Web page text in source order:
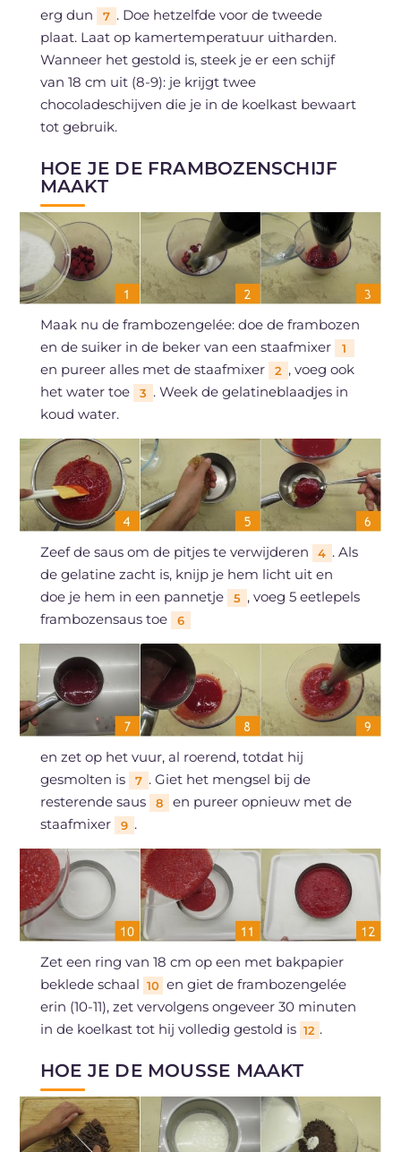
erg dun
7 . Doe hetzelfde voor de tweede
plaat. Laat op kamertemperatuur uitharden.
Wanneer het gestold is, steek je er een schijf
van 18 cm uit (8-9): je krijgt twee
chocoladeschijven die je in de koelkast bewaart
tot gebruik.
HOE JE DE FRAMBOZENSCHIJF
MAAKT
Maak nu de frambozengelée: doe de frambozen
en de suiker in de beker van een staafmixer
1
en pureer alles met de staafmixer 2 , voeg ook
het water toe
3 . Week de gelatineblaadjes in
koud water.
Zeef de saus om de pitjes te verwijderen 4 . Als
de gelatine zacht is, knijp je hem licht uit en
doe je hem in een pannetje
5 , voeg 5 eetlepels
frambozensaus toe
6
en zet op het vuur, al roerend, totdat hij
gesmolten is
7 . Giet het mengsel bij de
resterende saus
8
en pureer opnieuw met de
staafmixer
9 .
Zet een ring van 18 cm op een met bakpapier
beklede schaal 10 en giet de frambozengelée
erin (10-11), zet vervolgens ongeveer 30 minuten
in de koelkast tot hij volledig gestold is 12 .
HOE JE DE MOUSSE MAAKT